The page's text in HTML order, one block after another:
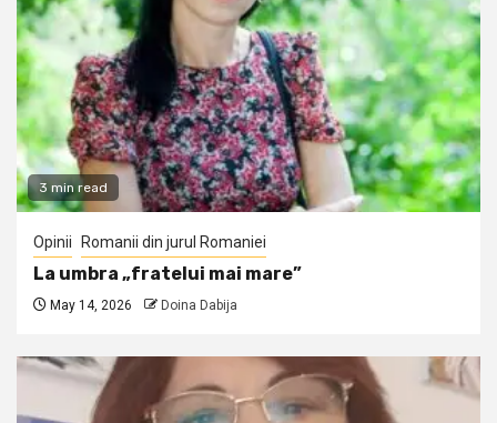
3 min read
Opinii Romanii din jurul Romaniei
La umbra „fratelui mai mare”
May 14, 2026 Doina Dabija